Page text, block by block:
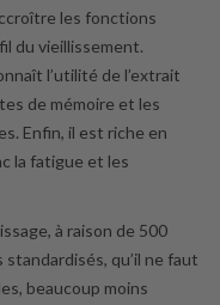
les fonctions
du vieillissement.
l’utilité de l’extrait
de mémoire et les
Enfin, il est riche en
la fatigue et les
à raison de 500
standardisés, qu’il ne faut
beaucoup moins